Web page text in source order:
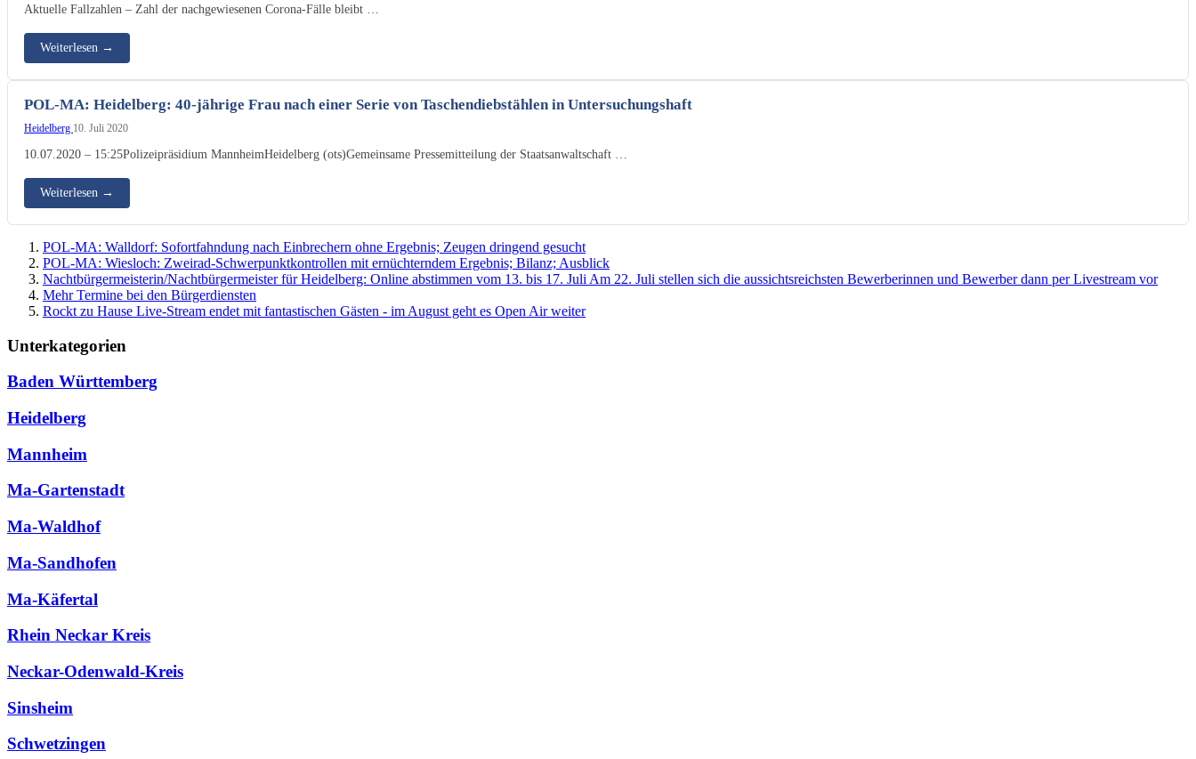
Aktuelle Fallzahlen – Zahl der nachgewiesenen Corona-Fälle bleibt …
Weiterlesen →
POL-MA: Heidelberg: 40-jährige Frau nach einer Serie von Taschendiebstählen in Untersuchungshaft
Heidelberg 10. Juli 2020
10.07.2020 – 15:25Polizeipräsidium MannheimHeidelberg (ots)Gemeinsame Pressemitteilung der Staatsanwaltschaft …
Weiterlesen →
POL-MA: Walldorf: Sofortfahndung nach Einbrechern ohne Ergebnis; Zeugen dringend gesucht
POL-MA: Wiesloch: Zweirad-Schwerpunktkontrollen mit ernüchterndem Ergebnis; Bilanz; Ausblick
Nachtbürgermeisterin/Nachtbürgermeister für Heidelberg: Online abstimmen vom 13. bis 17. Juli Am 22. Juli stellen sich die aussichtsreichsten Bewerberinnen und Bewerber dann per Livestream vor
Mehr Termine bei den Bürgerdiensten
Rockt zu Hause Live-Stream endet mit fantastischen Gästen - im August geht es Open Air weiter
Unterkategorien
Baden Württemberg
Heidelberg
Mannheim
Ma-Gartenstadt
Ma-Waldhof
Ma-Sandhofen
Ma-Käfertal
Rhein Neckar Kreis
Neckar-Odenwald-Kreis
Sinsheim
Schwetzingen